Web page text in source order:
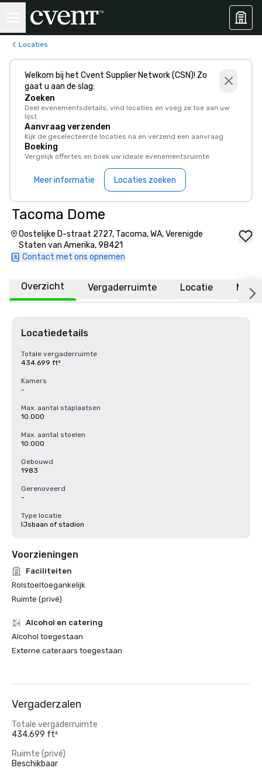
Locaties
Welkom bij het Cvent Supplier Network (CSN)! Zo
gaat u aan de slag:
Zoeken
Deel evenementsdetails, vind locaties en voeg ze toe aan uw
lijst
Aanvraag verzenden
Kijk de geselecteerde locaties na en verzend een aanvraag
Boeking
Vergelijk offertes en boek uw ideale evenementsruimte
Meer informatie Locaties zoeken
Tacoma Dome
Oostelijke D-straat 2727, Tacoma, WA, Verenigde
Staten van Amerika, 98421
Contact met ons opnemen
Overzicht Vergaderruimte Locatie Meer
Locatiedetails
Totale vergaderruimte
434.699 ft²
Kamers
-
Max. aantal staplaatsen
10.000
Max. aantal stoelen
10.000
Gebouwd
1983
Gerenoveerd
-
Type locatie
IJsbaan of stadion
Voorzieningen
Faciliteiten
Rolstoeltoegankelijk
Ruimte (privé)
Alcohol en catering
Alcohol toegestaan
Externe cateraars toegestaan
Vergaderzalen
Totale vergaderruimte
434.699 ft²
Ruimte (privé)
Beschikbaar